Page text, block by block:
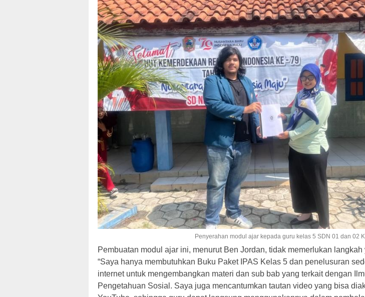
Penyerahan modul ajar kepada guru kelas 5 SDN 01 dan 02
Pembuatan modul ajar ini, menurut Ben Jordan, tidak memerlukan langkah
“Saya hanya membutuhkan Buku Paket IPAS Kelas 5 dan penelusuran
internet untuk mengembangkan materi dan sub bab yang terkait dengan
Pengetahuan Sosial. Saya juga mencantumkan tautan video yang bisa